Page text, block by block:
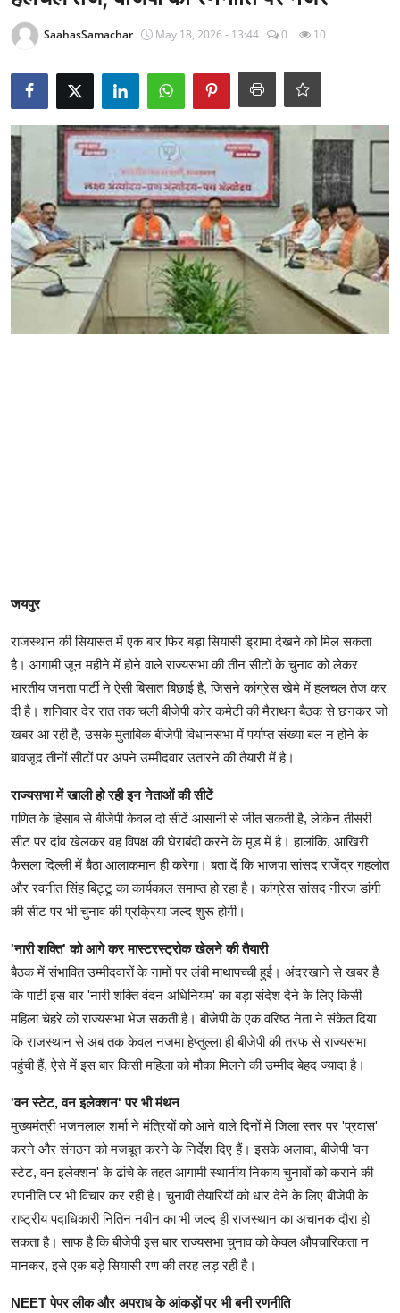
Epaper
धर्म
लाइफस्टाइल
टेक
SaahasSamachar May 18, 2026 - 13:44 0 10
जयपुर
राजस्थान की सियासत में एक बार फिर बड़ा सियासी ड्रामा देखने को मिल सकता
है। आगामी जून महीने में होने वाले राज्यसभा की तीन सीटों के चुनाव को लेकर
भारतीय जनता पार्टी ने ऐसी बिसात बिछाई है, जिसने कांग्रेस खेमे में हलचल तेज कर
दी है। शनिवार देर रात तक चली बीजेपी कोर कमेटी की मैराथन बैठक से छनकर जो
खबर आ रही है, उसके मुताबिक बीजेपी विधानसभा में पर्याप्त संख्या बल न होने के
बावजूद तीनों सीटों पर अपने उम्मीदवार उतारने की तैयारी में है।
राज्यसभा में खाली हो रही इन नेताओं की सीटें
गणित के हिसाब से बीजेपी केवल दो सीटें आसानी से जीत सकती है, लेकिन तीसरी
सीट पर दांव खेलकर वह विपक्ष की घेराबंदी करने के मूड में है। हालांकि, आखिरी
फैसला दिल्ली में बैठा आलाकमान ही करेगा। बता दें कि भाजपा सांसद राजेंद्र गहलोत
और रवनीत सिंह बिट्टू का कार्यकाल समाप्त हो रहा है। कांग्रेस सांसद नीरज डांगी
की सीट पर भी चुनाव की प्रक्रिया जल्द शुरू होगी।
'नारी शक्ति' को आगे कर मास्टरस्ट्रोक खेलने की तैयारी
बैठक में संभावित उम्मीदवारों के नामों पर लंबी माथापच्ची हुई। अंदरखाने से खबर है
कि पार्टी इस बार 'नारी शक्ति वंदन अधिनियम' का बड़ा संदेश देने के लिए किसी
महिला चेहरे को राज्यसभा भेज सकती है। बीजेपी के एक वरिष्ठ नेता ने संकेत दिया
कि राजस्थान से अब तक केवल नजमा हेप्तुल्ला ही बीजेपी की तरफ से राज्यसभा
पहुंची हैं, ऐसे में इस बार किसी महिला को मौका मिलने की उम्मीद बेहद ज्यादा है।
'वन स्टेट, वन इलेक्शन' पर भी मंथन
मुख्यमंत्री भजनलाल शर्मा ने मंत्रियों को आने वाले दिनों में जिला स्तर पर 'प्रवास'
करने और संगठन को मजबूत करने के निर्देश दिए हैं। इसके अलावा, बीजेपी 'वन
स्टेट, वन इलेक्शन' के ढांचे के तहत आगामी स्थानीय निकाय चुनावों को कराने की
रणनीति पर भी विचार कर रही है। चुनावी तैयारियों को धार देने के लिए बीजेपी के
राष्ट्रीय पदाधिकारी नितिन नवीन का भी जल्द ही राजस्थान का अचानक दौरा हो
सकता है। साफ है कि बीजेपी इस बार राज्यसभा चुनाव को केवल औपचारिकता न
मानकर, इसे एक बड़े सियासी रण की तरह लड़ रही है।
NEET पेपर लीक और अपराध के आंकड़ों पर भी बनी रणनीति